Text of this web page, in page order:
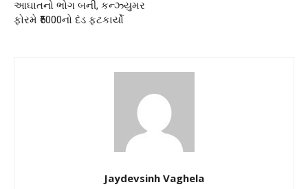
આઘાતનો ભોગ બની, કન્ઝ્યુમર
ફોરમે ₹5000નો દંડ ફટકાર્યો
Jaydevsinh Vaghela